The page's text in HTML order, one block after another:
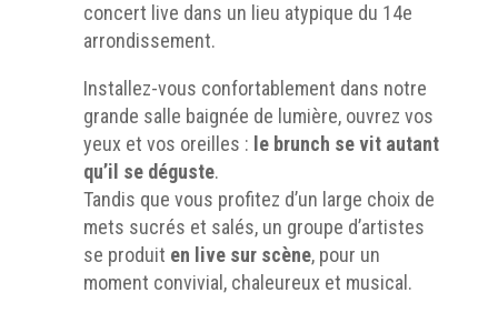
concert live dans un lieu atypique du 14e
arrondissement.
Installez-vous confortablement dans notre
grande salle baignée de lumière, ouvrez vos
yeux et vos oreilles : le brunch se vit autant
qu’il se déguste.
Tandis que vous profitez d’un large choix de
mets sucrés et salés, un groupe d’artistes
se produit en live sur scène, pour un
moment convivial, chaleureux et musical.